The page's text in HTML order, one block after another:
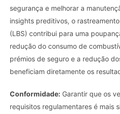
segurança e melhorar a
insights preditivos, o
(LBS) contribui para uma
redução do consumo de
prémios de seguro e a redução
beneficiam diretamente os
Conformidade: Garantir que os
requisitos regulamentares é mais